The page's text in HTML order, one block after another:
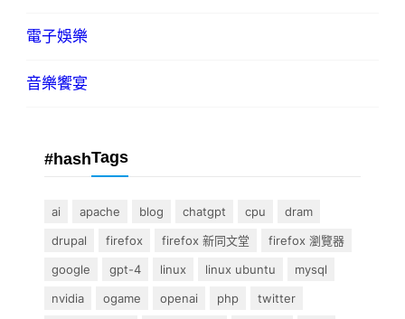
電子娛樂
音樂饗宴
#hashTags
ai apache blog chatgpt cpu
dram
drupal
firefox firefox 新同文堂
firefox 瀏覽器
google
gpt-4 linux linux ubuntu
mysql
nvidia
ogame openai php
twitter